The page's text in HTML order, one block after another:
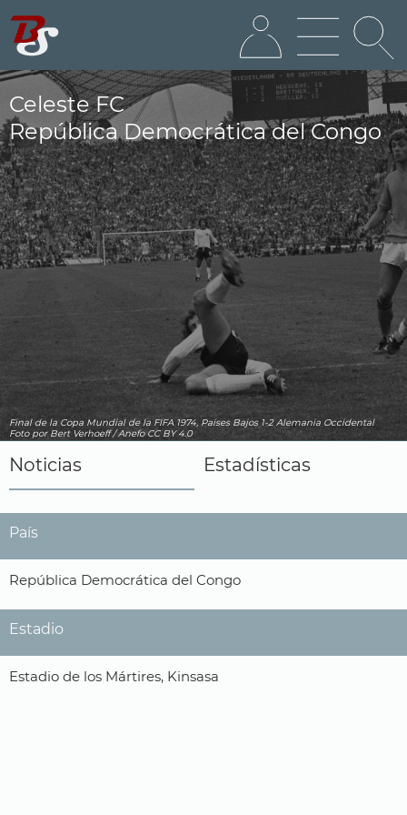
Celeste FC
República Democrática del Congo
Final de la Copa Mundial de la FIFA 1974, Países Bajos 1-2 Alemania Occidental
Fotopor Bert Verhoeff / Anefo CC BY 4.0
Noticias Estadísticas
País
República Democrática del Congo
Estadio
Estadio de los Mártires, Kinsasa